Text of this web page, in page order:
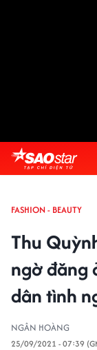
FASHION - BEAUTY
Thu
ngờ đăng
dân tình
NGÂN HOÀNG
25/09/2021 - 07:39